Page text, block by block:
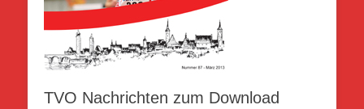
TVO Nachrichten zum Download